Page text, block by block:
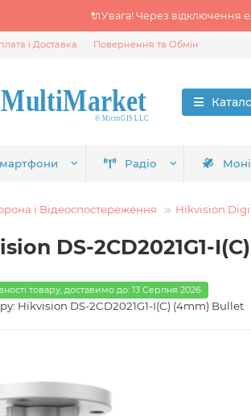
🔌Увага! Через відключення
і Доставка Повернення та Обмін
Радіо
і Відеоспостереження Hikvision
DS-2CD2021G1-
товару, доставимо до: 13 Серпня 2026
Hikvision DS-2CD2021G1-I(C) (4mm) Bullet